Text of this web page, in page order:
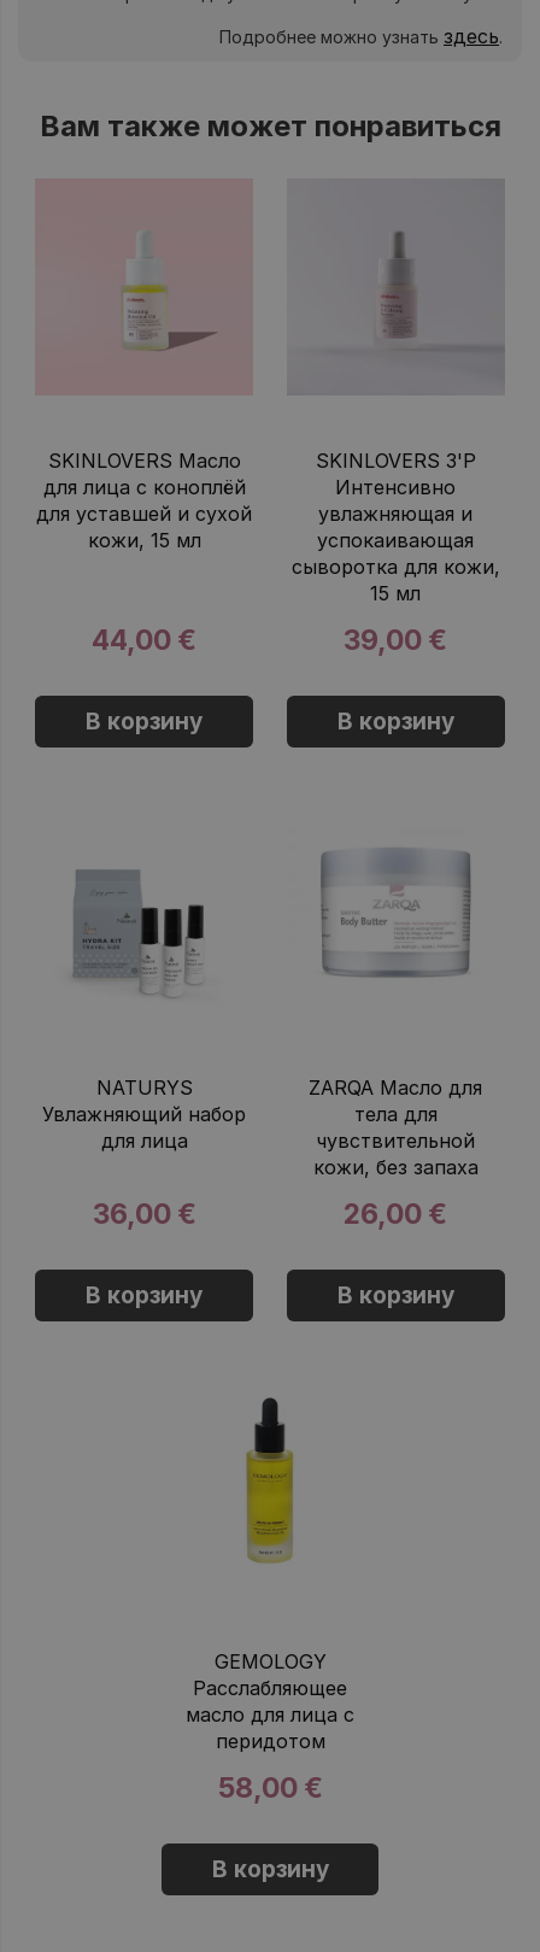
Подробнее можно узнать здесь.
Вам также может понравиться
SKINLOVERS Масло
для лица с коноплёй
для уставшей и сухой
кожи, 15 мл
44,00 €
В корзину
SKINLOVERS 3'P
Интенсивно
увлажняющая и
успокаивающая
сыворотка для кожи,
15 мл
39,00 €
В корзину
NATURYS
Увлажняющий набор
для лица
36,00 €
В корзину
ZARQA Масло для
тела для
чувствительной
кожи, без запаха
26,00 €
В корзину
GEMOLOGY
Расслабляющее
масло для лица с
перидотом
58,00 €
В корзину